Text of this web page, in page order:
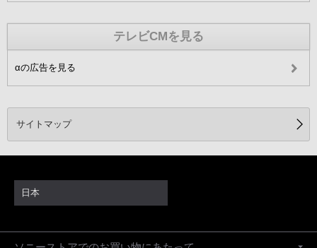
テレビCMを見る
αの広告を見る
サイトマップ
日本